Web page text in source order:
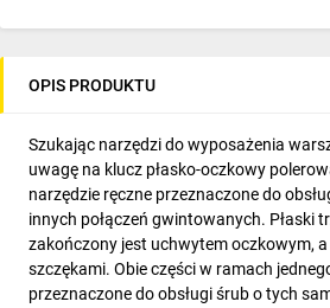
OPIS PRODUKTU
Szukając narzędzi do wyposażenia
uwagę na klucz płasko-oczkowy
narzędzie ręczne przeznaczone do
innych połączeń gwintowanych. Płaski
zakończony jest uchwytem oczkowym, a
szczękami. Obie części w ramach
przeznaczone do obsługi śrub o tych